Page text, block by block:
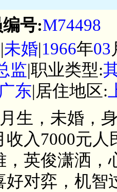
号:M74498
|未婚|1966年03
监|职业类型:
广东|居住地区:
生，未婚，
收入7000元
，英俊潇洒
好对弈，机智